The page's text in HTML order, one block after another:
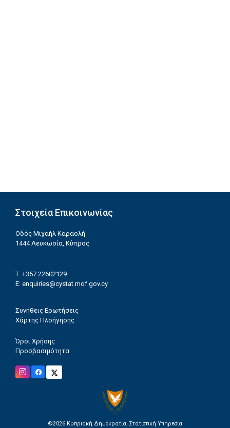
Στοιχεία Επικοινωνίας
Οδός Μιχαήλ Καραολή
1444 Λευκωσία, Κύπρος
T: +357 22602129
E: enquiries@cystat.mof.gov.cy
©2026 Κυπριακή Δημοκρατία, Στατιστική Υπηρεσία
Συνήθεις Ερωτήσεις
Χάρτης Πλοήγησης
Όροι Χρήσης
Προσβασιμότητα